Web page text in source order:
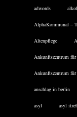
adwords
AlphaKommunal –
Altenpflege
Ankunftszentrum
Ankunftszentrum
anschlag in berlin
asyl asyl